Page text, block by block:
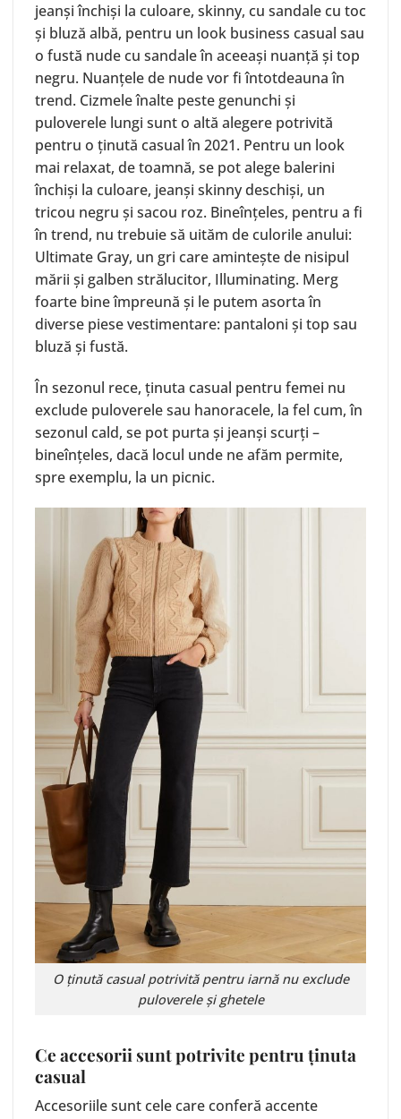
jeanși închiși la culoare, skinny, cu sandale cu toc
și bluză albă, pentru un look business casual sau
o fustă nude cu sandale în aceeași nuanță și top
negru. Nuanțele de nude vor fi întotdeauna în
trend. Cizmele înalte peste genunchi și
puloverele lungi sunt o altă alegere potrivită
pentru o ținută casual în 2021. Pentru un look
mai relaxat, de toamnă, se pot alege balerini
închiși la culoare, jeanși skinny deschiși, un
tricou negru și sacou roz. Bineînțeles, pentru a fi
în trend, nu trebuie să uităm de culorile anului:
Ultimate Gray, un gri care amintește de nisipul
mării și galben strălucitor, Illuminating. Merg
foarte bine împreună și le putem asorta în
diverse piese vestimentare: pantaloni și top sau
bluză și fustă.
În sezonul rece, ținuta casual pentru femei nu
exclude puloverele sau hanoracele, la fel cum, în
sezonul cald, se pot purta și jeanși scurți –
bineînțeles, dacă locul unde ne afăm permite,
spre exemplu, la un picnic.
O ținută casual potrivită pentru iarnă nu exclude
puloverele și ghetele
Ce accesorii sunt potrivite pentru ținuta
casual
Accesoriile sunt cele care conferă accente